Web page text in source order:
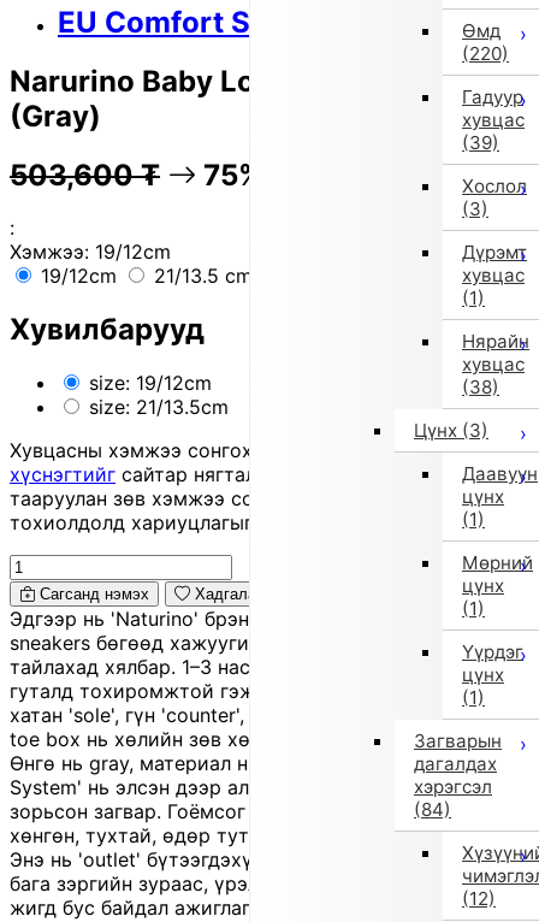
Өмд
(220)
Гадуур
хувцас
(39)
Хослол
(3)
Дүрэмт
хувцас
(1)
Нярайн
хувцас
(38)
Цүнх (3)
Даавуун
цүнх
(1)
Мөрний
цүнх
(1)
Үүрдэг
цүнх
(1)
Загварын
дагалдах
хэрэгсэл
(84)
(12)
EU Comfort Shoes
Narurino Baby Low-Cut Sneakers
(Gray)
503,600 ₮ 75% OFF 125,900 ₮
:
Хэмжээ: 19/12cm
19/12cm
21/13.5 cm
Хувилбарууд
size: 19/12cm
size: 21/13.5cm
Хувцасны хэмжээ сонгохдоо
хэмжээ сонгох
хүснэгтийг сайтар нягталж, биеийн хэмжээтэйгээ
тааруулан зөв хэмжээ сонгоно уу, хувцас таарахгүй
тохиолдолд хариуцлагыг захиалагч өөрөө хүлээнэ.
Сагсанд нэмэх Хадгалах
Эдгээр нь 'Naturino' брэндийн нялх хүүхдийн low-cut
sneakers бөгөөд хажуугийн 'gore' хийцтэй тул өмсөж,
тайлахад хялбар. 1–3 насны хүүхдэд, ялангуяа анхны
гуталд тохиромжтой гэж үздэг. Зөөлөн 'insole', уян
хатан 'sole', гүн 'counter', найдвартай бэхлэлт, өргөн
toe box нь хөлийн зөв хөгжилд дэмжлэг үзүүлнэ.
Өнгө нь gray, материал нь genuine leather. 'Sand Effect
System' нь элсэн дээр алхах мэт мэдрэмжийг
зорьсон загвар. Гоёмсог Итали хэв маягтай бөгөөд
хөнгөн, тухтай, өдөр тутам өмсөхөд тохиромжтой.
Энэ нь 'outlet' бүтээгдэхүүн тул хадгалалтын улмаас
бага зэргийн зураас, үрэлт, үрчлээ эсвэл өнгөний
жигд бус байдал ажиглагдаж болно.